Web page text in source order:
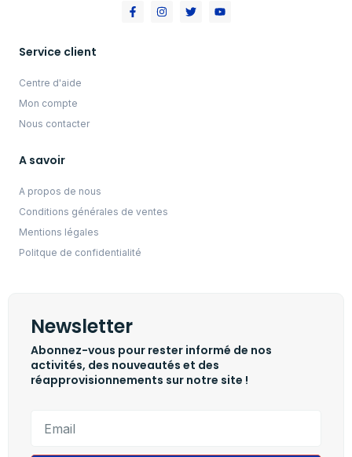
Service client
Centre d'aide
Mon compte
Nous contacter
A savoir
A propos de nous
Conditions générales de ventes
Mentions légales
Politque de confidentialité
Newsletter
Abonnez-vous pour rester informé de nos
activités, des nouveautés et des
réapprovisionnements sur notre site !